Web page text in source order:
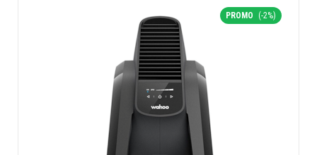
PROMO (-2%)